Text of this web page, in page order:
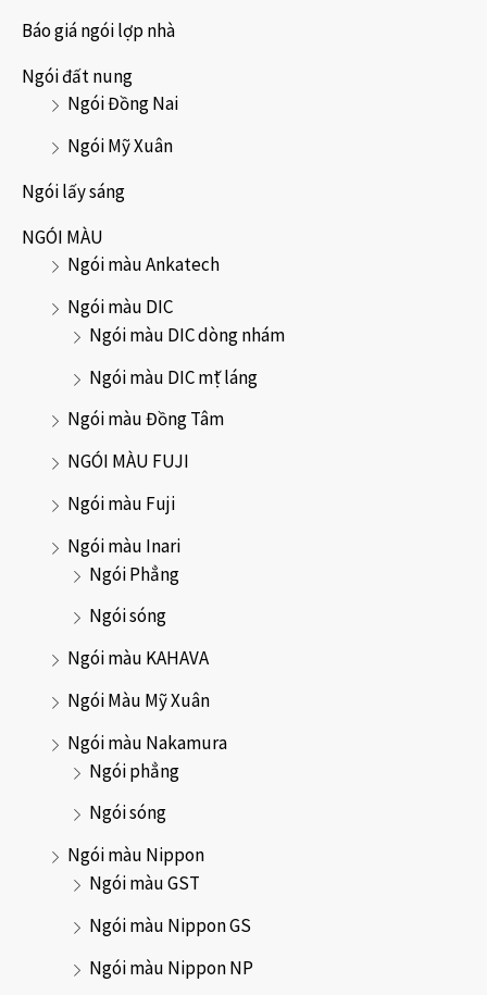
Báo giá ngói lợp nhà
Ngói đất nung
Ngói Đồng Nai
Ngói Mỹ Xuân
Ngói lấy sáng
NGÓI MÀU
Ngói màu Ankatech
Ngói màu DIC
Ngói màu DIC dòng nhám
Ngói màu DIC mặt láng
Ngói màu Đồng Tâm
NGÓI MÀU FUJI
Ngói màu Fuji
Ngói màu Inari
Ngói Phẳng
Ngói sóng
Ngói màu KAHAVA
Ngói Màu Mỹ Xuân
Ngói màu Nakamura
Ngói phẳng
Ngói sóng
Ngói màu Nippon
Ngói màu GST
Ngói màu Nippon GS
Ngói màu Nippon NP